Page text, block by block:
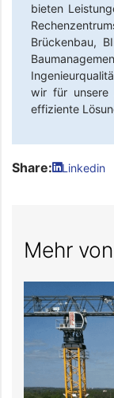
bieten
Brückenbau,
wir für unsere
effiziente
Share: Linkedin
Mehr